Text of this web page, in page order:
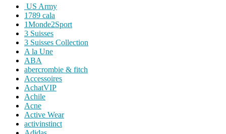
US Army
1789 cala
1Monde2Sport
3 Suisses
3 Suisses Collection
A la Une
ABA
abercrombie & fitch
Accessoires
AchatVIP
Achile
Acne
Active Wear
activinstinct